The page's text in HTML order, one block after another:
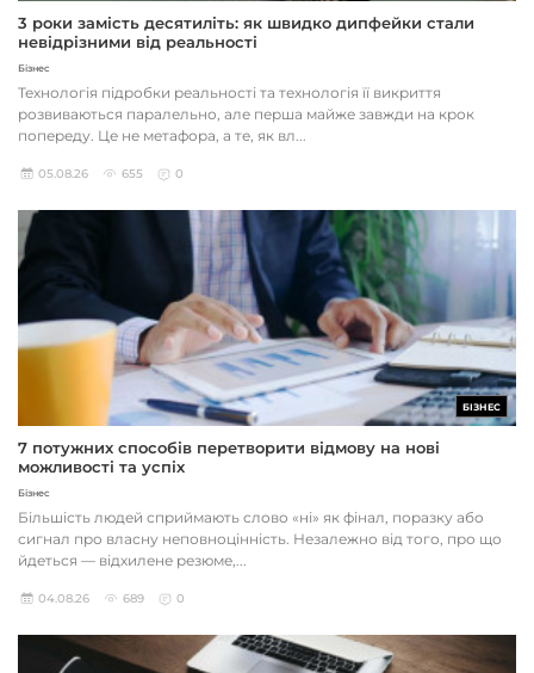
3 роки замість десятиліть: як швидко дипфейки стали
невідрізними від реальності
Бізнес
Технологія підробки реальності та технологія її викриття
розвиваються паралельно, але перша майже завжди на крок
попереду. Це не метафора, а те, як вл...
05.08.26 655 0
БІЗНЕС
7 потужних способів перетворити відмову на нові
можливості та успіх
Бізнес
Більшість людей сприймають слово «ні» як фінал, поразку або
сигнал про власну неповноцінність. Незалежно від того, про що
йдеться — відхилене резюме,...
04.08.26 689 0